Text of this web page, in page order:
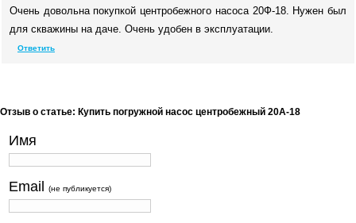
Очень довольна покупкой центробежного насоса 20Ф-18. Нужен был
для скважины на даче. Очень удобен в эксплуатации.
Ответить
Отзыв о статье: Купить погружной насос центробежный 20А-18
Имя
Email (не публикуется)